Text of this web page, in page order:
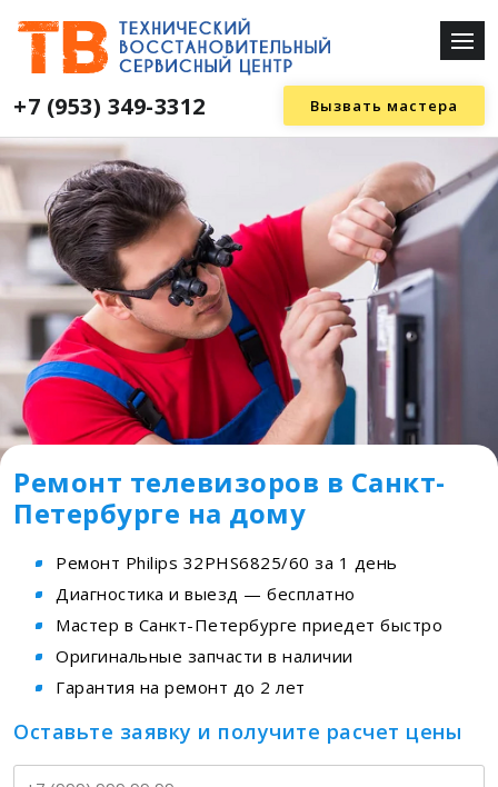
+7 (953) 349-3312 Вызвать мастера
Ремонт телевизоров в Санкт-
Петербурге на дому
Ремонт Philips 32PHS6825/60 за 1 день
Диагностика и выезд — бесплатно
Мастер в Санкт-Петербурге приедет быстро
Оригинальные запчасти в наличии
Гарантия на ремонт до 2 лет
Оставьте заявку и получите расчет цены